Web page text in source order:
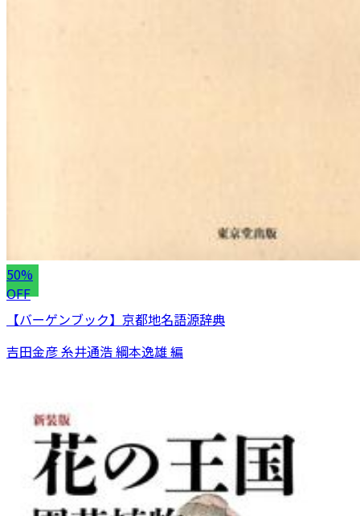
50%
OFF
【バーゲンブック】京都地名語源辞典
吉田金彦 糸井通浩 綱本逸雄 編